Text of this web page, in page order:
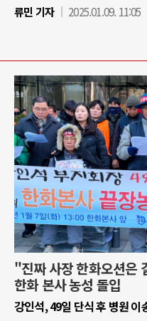
류민 기자
2025.01.09. 11:05
"진짜 사장 한화오션은
한화 본사 농성 돌입
강인석, 49일 단식 후 병원